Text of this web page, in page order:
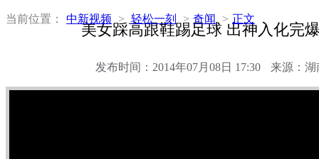
当前位置： 中新视频 > 轻松一刻 > 奇闻 > 正文
美女踩高跟鞋踢足球 出神入化完
发布时间：2014年07月08日 17:30 来源：湖